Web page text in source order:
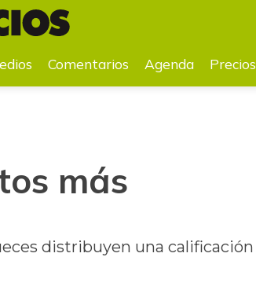
Comentarios Agenda Precios
más
distribuyen una calificación